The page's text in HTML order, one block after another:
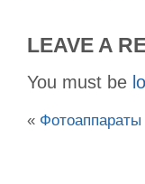
LEAVE A
You must be
« Фотоаппараты